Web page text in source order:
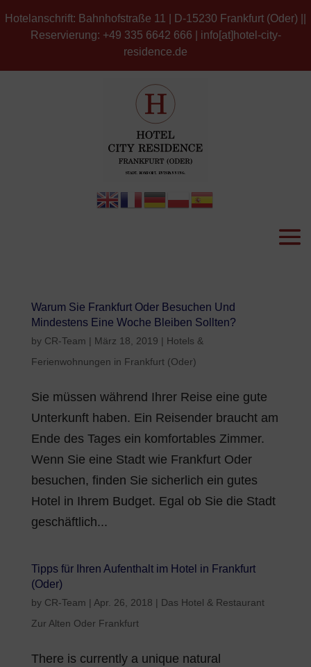
Hotelanschrift: Bahnhofstraße 11 | D-15230 Frankfurt (Oder) ||
Reservierung: +49 335 6642 666 | info[at]hotel-city-
residence.de
Warum Sie Frankfurt Oder Besuchen Und
Mindestens Eine Woche Bleiben Sollten?
by CR-Team | März 18, 2019 | Hotels &
Ferienwohnungen in Frankfurt (Oder)
Sie müssen während Ihrer Reise eine gute
Unterkunft haben. Ein Reisender braucht am
Ende des Tages ein komfortables Zimmer.
Wenn Sie eine Stadt wie Frankfurt Oder
besuchen, finden Sie sicherlich ein gutes
Hotel in Ihrem Budget. Egal ob Sie die Stadt
geschäftlich...
Tipps für Ihren Aufenthalt im Hotel in Frankfurt
(Oder)
by CR-Team | Apr. 26, 2018 | Das Hotel & Restaurant
Zur Alten Oder Frankfurt
There is currently a unique natural